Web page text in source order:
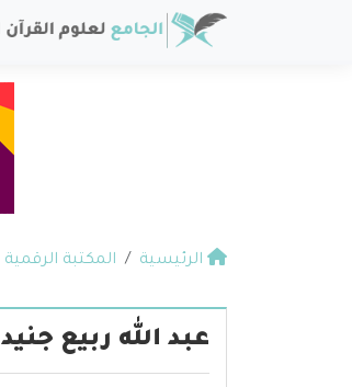
الرئيسية المكتبة الرقمية
عبد الله ربيع جنيد